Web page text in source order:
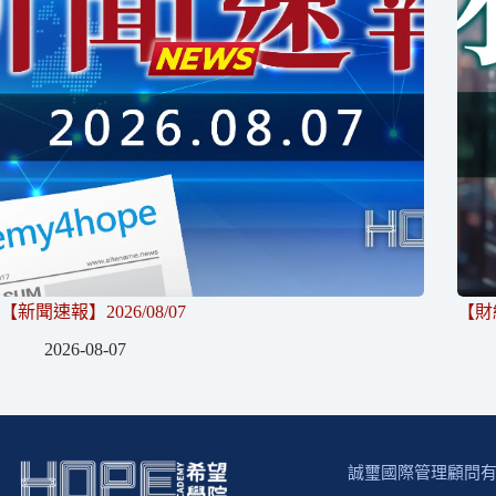
【新聞速報】2026/08/07
2026-08-07
【
誠璽國際管理顧問